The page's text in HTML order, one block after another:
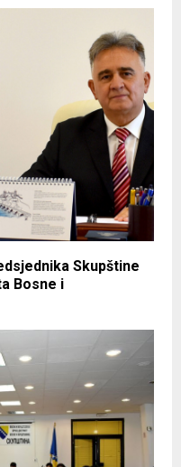
Skupštine
Bosne i